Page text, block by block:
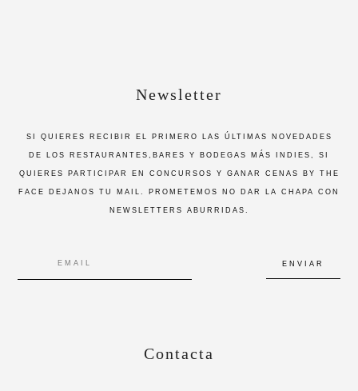
Newsletter
SI QUIERES RECIBIR EL PRIMERO LAS ÚLTIMAS NOVEDADES
DE LOS RESTAURANTES,BARES Y BODEGAS MÁS INDIES, SI
QUIERES PARTICIPAR EN CONCURSOS Y GANAR CENAS BY THE
FACE DEJANOS TU MAIL. PROMETEMOS NO DAR LA CHAPA CON
NEWSLETTERS ABURRIDAS.
Contacta